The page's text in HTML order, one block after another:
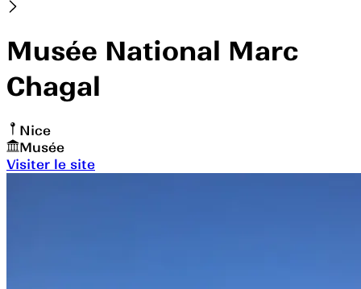
Musée National Marc
Chagal
Nice
Musée
Visiter le site